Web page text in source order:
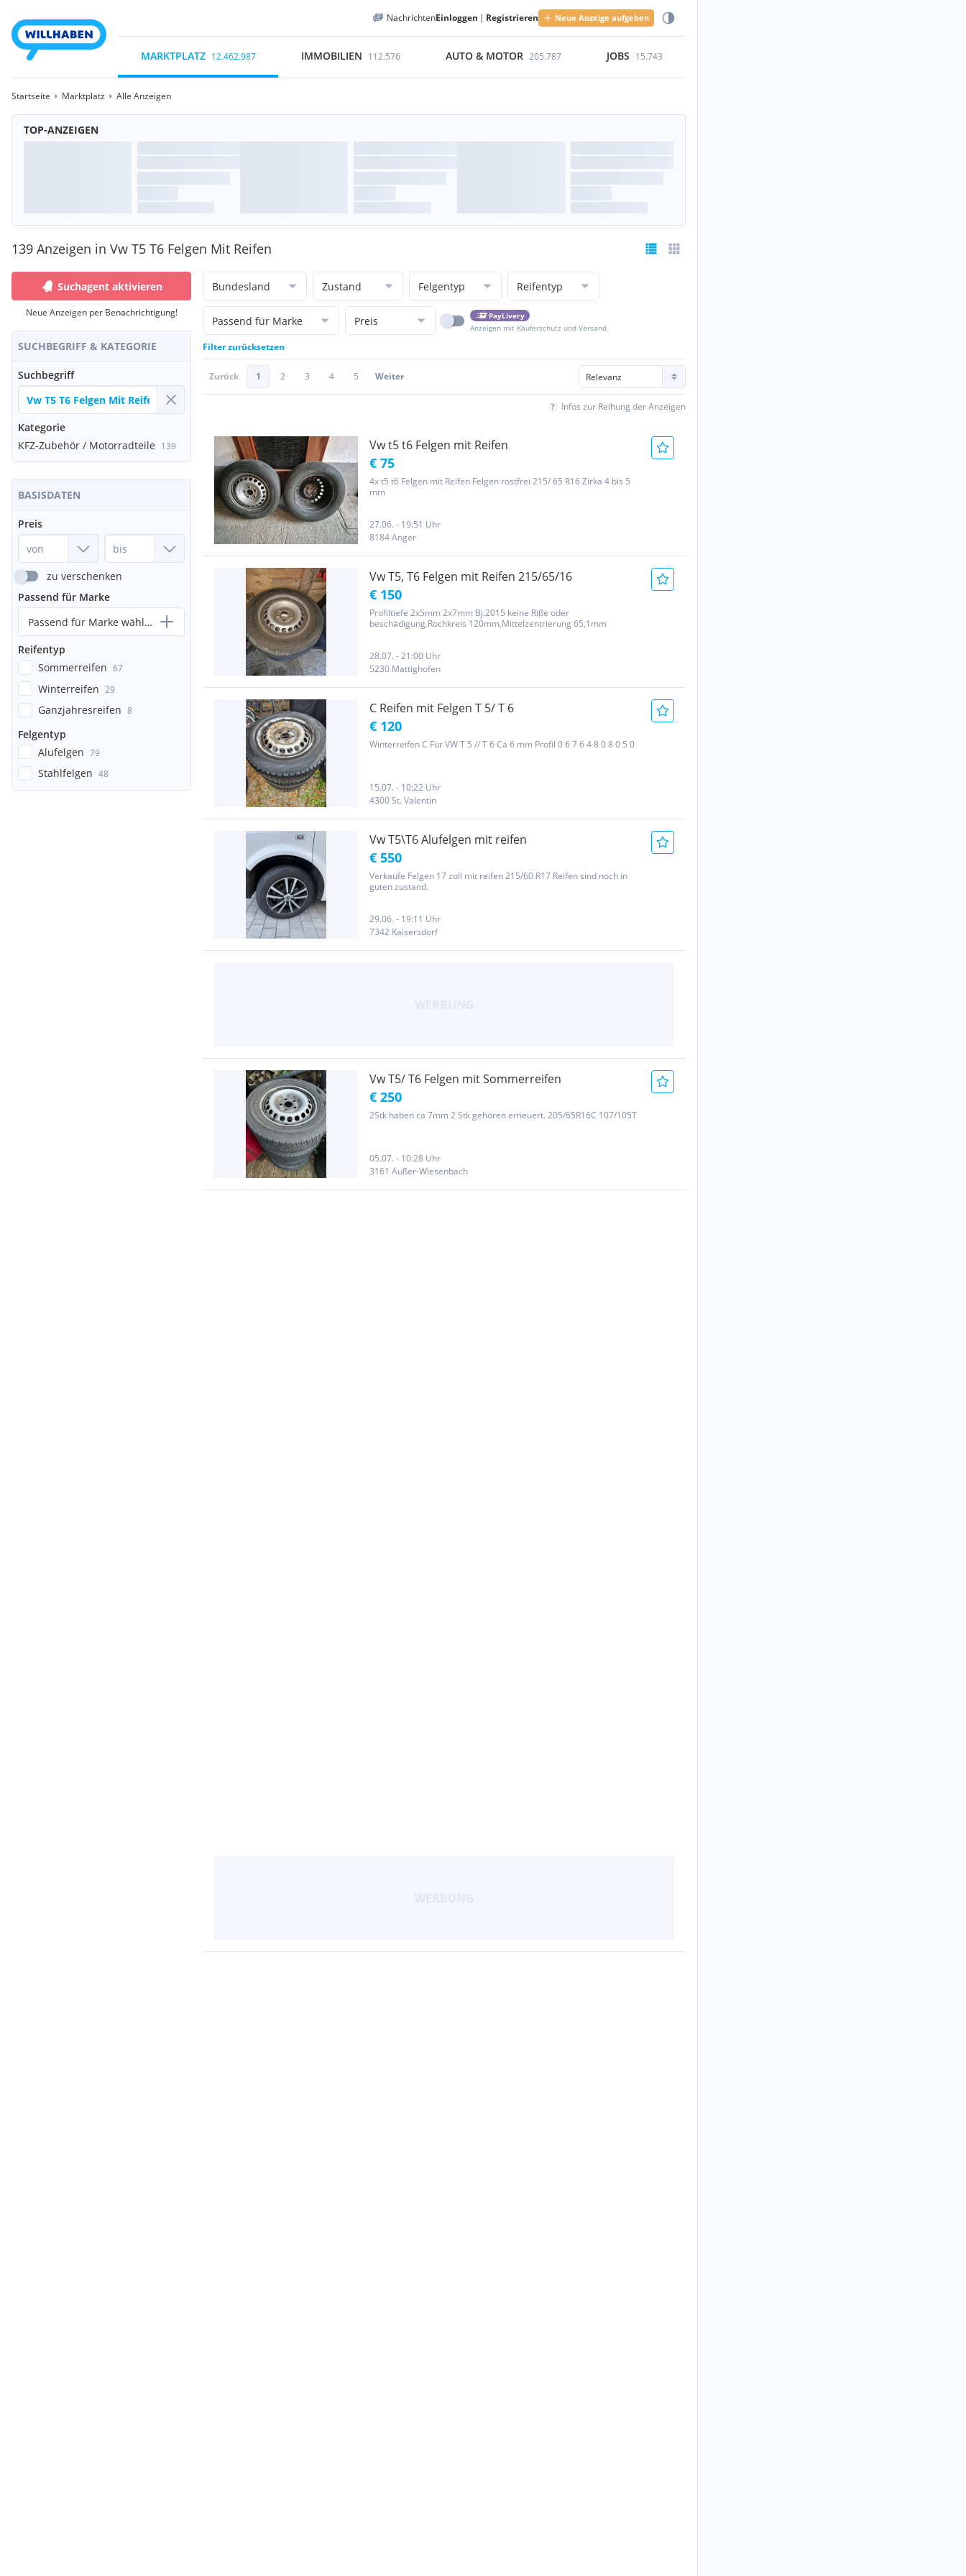
NachrichtenEinloggen | Registrieren Neue Anzeige aufgeben
MARKTPLATZ 12.462.987 IMMOBILIEN 112.576 AUTO & MOTOR 205.787 JOBS 15.743
Startseite Marktplatz Alle Anzeigen
TOP-ANZEIGEN
139 Anzeigen in Vw T5 T6 Felgen Mit Reifen
Suchagent aktivieren
Neue Anzeigen per Benachrichtigung!
SUCHBEGRIFF & KATEGORIE
Suchbegriff
Kategorie
KFZ-Zubehör / Motorradteile 139
BASISDATEN
Preis
zu verschenken
Passend für Marke
Passend für Marke wählen...
Reifentyp
Sommerreifen 67
Winterreifen 29
Ganzjahresreifen 8
Felgentyp
Alufelgen 79
Stahlfelgen 48
Bundesland Zustand Felgentyp Reifentyp
Passend für Marke Preis
PayLivery
Anzeigen mit Käuferschutz und Versand
Filter zurücksetzen
Zurück 1 2 3 4 5 Weiter
Infos zur Reihung der Anzeigen
Vw t5 t6 Felgen mit Reifen
€ 75
4x t5 t6 Felgen mit Reifen Felgen rostfrei 215/ 65 R16 Zirka 4 bis 5
mm
27.06. - 19:51 Uhr
8184 Anger
Vw T5, T6 Felgen mit Reifen 215/65/16
€ 150
Profiltiefe 2x5mm 2x7mm Bj.2015 keine Riße oder
beschädigung,Rochkreis 120mm,Mittelzentrierung 65,1mm
28.07. - 21:00 Uhr
5230 Mattighofen
C Reifen mit Felgen T 5/ T 6
€ 120
Winterreifen C Für VW T 5 // T 6 Ca 6 mm Profil 0 6 7 6 4 8 0 8 0 5 0
15.07. - 10:22 Uhr
4300 St. Valentin
Vw T5\T6 Alufelgen mit reifen
€ 550
Verkaufe Felgen 17 zoll mit reifen 215/60 R17 Reifen sind noch in
guten zustand.
29.06. - 19:11 Uhr
7342 Kaisersdorf
Vw T5/ T6 Felgen mit Sommerreifen
€ 250
2Stk haben ca 7mm 2 Stk gehören erneuert. 205/65R16C 107/105T
05.07. - 10:28 Uhr
3161 Außer-Wiesenbach